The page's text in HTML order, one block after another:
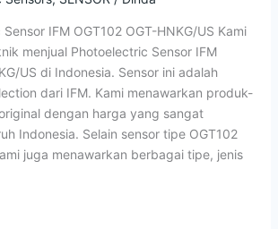
IFM OGT102 OGT-HNKG/US Kami
menjual Photoelectric Sensor IFM
US di Indonesia. Sensor ini adalah
dari IFM. Kami menawarkan produk-
dengan harga yang sangat
Indonesia. Selain sensor tipe OGT102
juga menawarkan berbagai tipe, jenis